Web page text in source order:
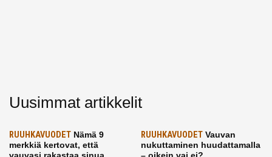
Uusimmat artikkelit
RUUHKAVUODET Nämä 9
merkkiä kertovat, että
RUUHKAVUODETVauvan
nukuttaminen huudattamalla